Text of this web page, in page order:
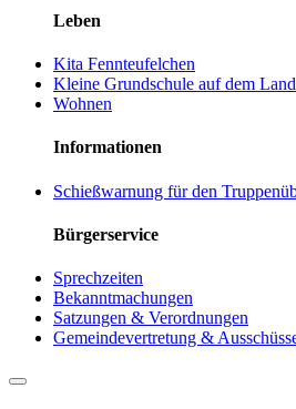
Leben
Kita Fennteufelchen
Kleine Grundschule auf dem
Wohnen
Informationen
Schießwarnung für den
Bürgerservice
Sprechzeiten
Bekanntmachungen
Satzungen & Verordnungen
Gemeindevertretung &